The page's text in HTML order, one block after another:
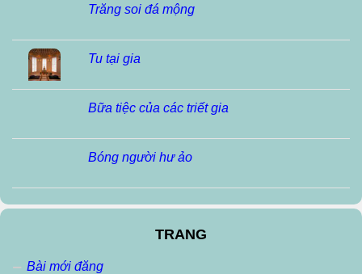
Trăng soi đá mộng
Tu tại gia
Bữa tiệc của các triết gia
Bóng người hư ảo
TRANG
Bài mới đăng